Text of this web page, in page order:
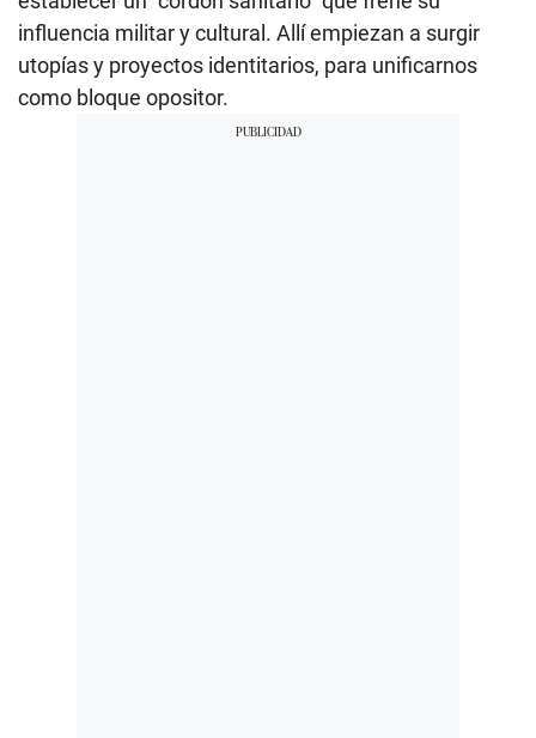
influencia militar y cultural. Allí empiezan a surgir
utopías y proyectos identitarios, para unificarnos
como bloque opositor.